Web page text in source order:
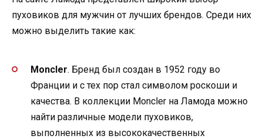
пуховиков для мужчин от лучших брендов. Среди них
можно выделить такие как:
Moncler. Бренд был создан в 1952 году во
Франции и с тех пор стал символом роскоши и
качества. В коллекции Moncler на Ламода можно
найти различные модели пуховиков,
выполненных из высококачественных